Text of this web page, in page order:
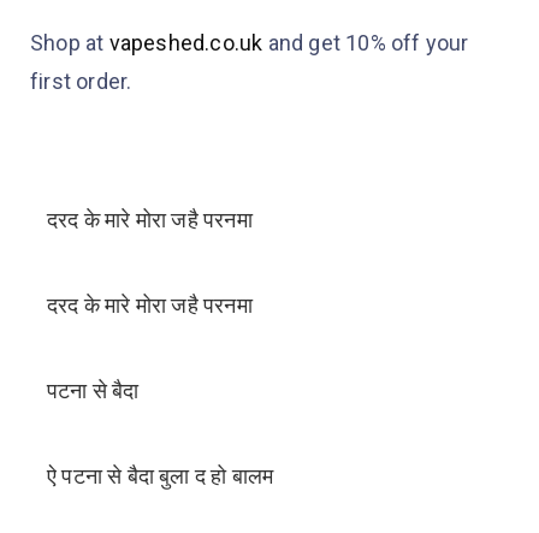
Shop at vapeshed.co.uk and get 10% off your
first order.
दरद के मारे मोरा जहै परनमा
दरद के मारे मोरा जहै परनमा
पटना से बैदा
ऐ पटना से बैदा बुला द हो बालम